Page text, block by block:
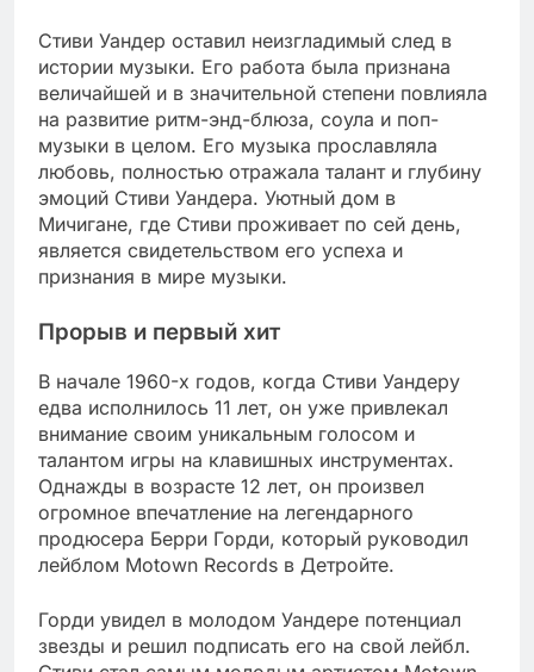
Стиви Уандер оставил неизгладимый след в
истории музыки. Его работа была признана
величайшей и в значительной степени повлияла
на развитие ритм-энд-блюза, соула и поп-
музыки в целом. Его музыка прославляла
любовь, полностью отражала талант и глубину
эмоций Стиви Уандера. Уютный дом в
Мичигане, где Стиви проживает по сей день,
является свидетельством его успеха и
признания в мире музыки.
Прорыв и первый хит
В начале 1960-х годов, когда Стиви Уандеру
едва исполнилось 11 лет, он уже привлекал
внимание своим уникальным голосом и
талантом игры на клавишных инструментах.
Однажды в возрасте 12 лет, он произвел
огромное впечатление на легендарного
продюсера Берри Горди, который руководил
лейблом Motown Records в Детройте.
Горди увидел в молодом Уандере потенциал
звезды и решил подписать его на свой лейбл.